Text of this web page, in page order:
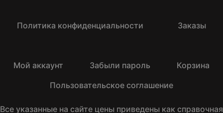
Политика конфиденциальности Заказы
Мой аккаунт Забыли пароль
Корзина
Пользовательское соглашение
Все указанные на сайте цены приведены как справочная